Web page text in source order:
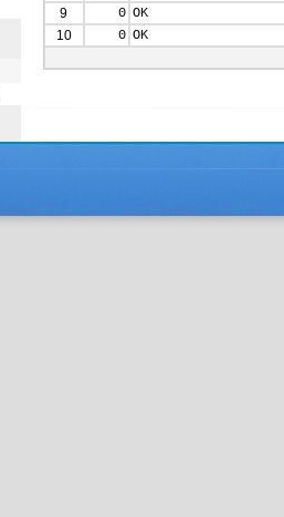
9
0 OK
10
0 OK